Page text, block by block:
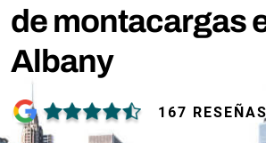
de montacargas
Albany
167 RESEÑAS